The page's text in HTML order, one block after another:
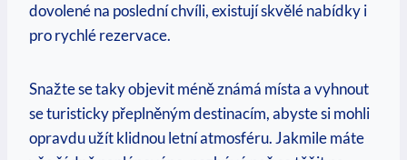
dovolené‍ na ‌poslední chvíli, existují skvělé nabídky i
pro‍ rychlé ⁤rezervace.
Snažte se taky objevit méně známá místa a vyhnout
se turisticky přeplněným destinacím, abyste si mohli
opravdu užít klidnou‌ letní atmosféru. Jakmile máte